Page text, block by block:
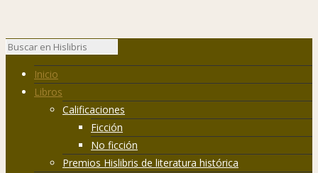
Inicio
Libros
Calificaciones
Ficción
No ficción
Premios Hislibris de literatura histórica